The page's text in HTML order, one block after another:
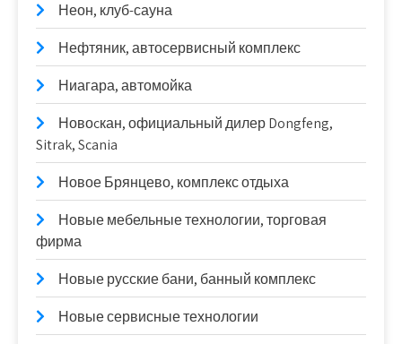
Неон, клуб-сауна
Нефтяник, автосервисный комплекс
Ниагара, автомойка
Новоcкан, официальный дилер Dongfeng,
Sitrak, Scania
Новое Брянцево, комплекс отдыха
Новые мебельные технологии, торговая
фирма
Новые русские бани, банный комплекс
Новые сервисные технологии